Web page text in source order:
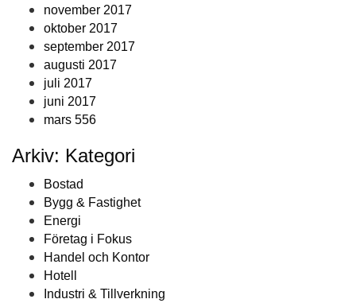
november 2017
oktober 2017
september 2017
augusti 2017
juli 2017
juni 2017
mars 556
Arkiv: Kategori
Bostad
Bygg & Fastighet
Energi
Företag i Fokus
Handel och Kontor
Hotell
Industri & Tillverkning